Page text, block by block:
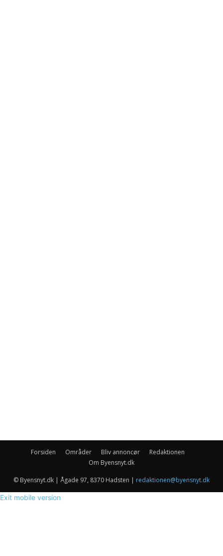
Forsiden Områder Bliv annoncør
Redaktionen
Om Byensnyt.dk
© Byensnyt.dk | Ågade 97, 8370 Hadsten | redaktionen@byensnyt.dk
Exit mobile version